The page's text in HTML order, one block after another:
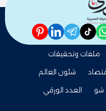
whatsapp
tiktok
telegram
linkedin
pinterest
ملفات وتحقيقات
شئون العالم
شو
العدد الورقي